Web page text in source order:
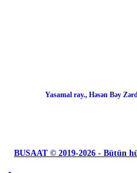
Yasamal ray., Həsən Bəy
BUSAAT © 2019-2026 - Bütün